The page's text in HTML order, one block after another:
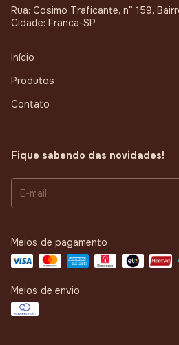
Rua: Cosimo Traficante, n° 159,
Cidade: Franca-SP
Início
Produtos
Contato
Fique sabendo das novidades!
Meios de pagamento
Meios de envio